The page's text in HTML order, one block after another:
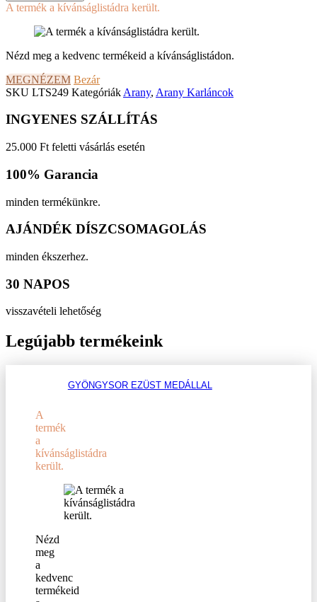
A termék a kívánságlistádra került.
Nézd meg a kedvenc termékeid a kívánságlistádon.
MEGNÉZEM Bezár
SKU LTS249 Kategóriák Arany, Arany Karláncok
INGYENES SZÁLLÍTÁS
25.000 Ft feletti vásárlás esetén
100% Garancia
minden termékünkre.
AJÁNDÉK DÍSZCSOMAGOLÁS
minden ékszerhez.
30 NAPOS
visszavételi lehetőség
Legújabb termékeink
GYÖNGYSOR EZÜST MEDÁLLAL
A
termék
a
kívánságlistádra
került.
Nézd
meg
a
kedvenc
termékeid